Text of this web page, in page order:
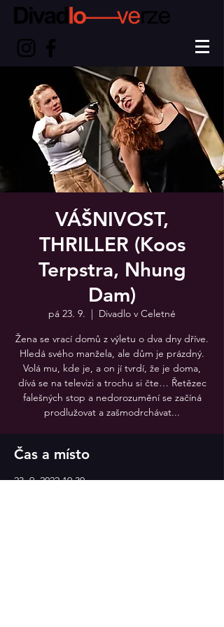
VÁŠNIVOST,
THRILLER (Koos
Terpstra, Nhung
Dam)
pá 23. 9.
  |
Divadlo v Celetné
Žena se vrací domů z výletu o dva dny dříve.
Hledá svého manžela, ale dům je prázdný.
Volá mu, kde je, a on jí tvrdí, že je doma,
dívá se na televizi a trochu si čte… Řetězec
falešných stop a nedorozumění se začíná
prodlužovat a zašmodrchávat...
Čas a místo
23. 9. 2022 19:30